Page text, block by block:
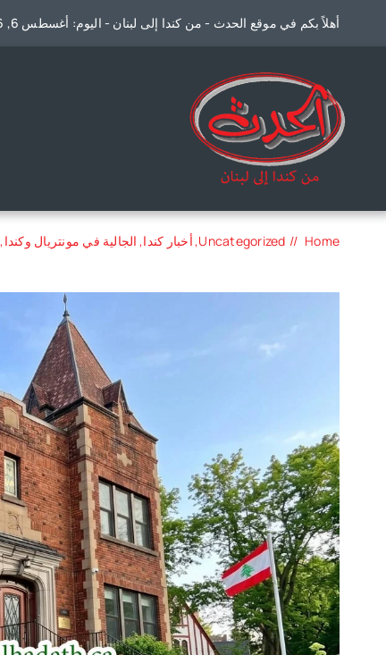
أهلاً بكم في موقع الحدث - من كندا إلى لبنان - اليوم: أغسطس 6, 2026
Home
Uncategorized أخبار كندا الجالية في مونتريال وكندا